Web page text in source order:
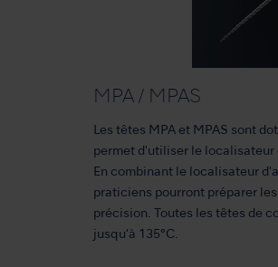
MPA / MPAS
Les têtes MPA et MPAS sont
permet d'utiliser le localisateur
En combinant le localisateur
praticiens pourront préparer
précision. Toutes les têtes de
jusqu’à 135°C.